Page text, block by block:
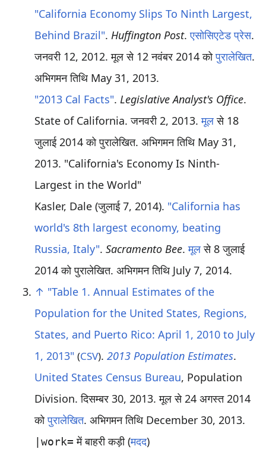
"California Economy Slips To Ninth Largest,
Behind Brazil". Huffington Post.एसोसिएटेड प्रेस.
जनवरी 12, 2012. मूल से 12 नवंबर 2014 कोपुरालेखित.
अभिगमन तिथि May 31, 2013.
"2013 Cal Facts". Legislative Analyst's Office.
State of California. जनवरी 2, 2013.मूलसे 18
जुलाई 2014 को पुरालेखित. अभिगमन तिथि May 31,
2013. California's Economy Is Ninth-
Largest in the World
Kasler, Dale (जुलाई 7, 2014). "California has
world's 8th largest economy, beating
Russia, Italy". Sacramento Bee.मूलसे 8 जुलाई
2014 को पुरालेखित. अभिगमन तिथि July 7, 2014.
↑ "Table 1. Annual Estimates of the
Population for the United States, Regions,
States, and Puerto Rico: April 1, 2010 to July
1, 2013" (CSV). 2013 Population Estimates.
United States Census Bureau, Population
Division. दिसम्बर 30, 2013. मूल से 24 अगस्त 2014
कोपुरालेखित. अभिगमन तिथि December 30, 2013.
|work= में बाहरी कड़ी (मदद)